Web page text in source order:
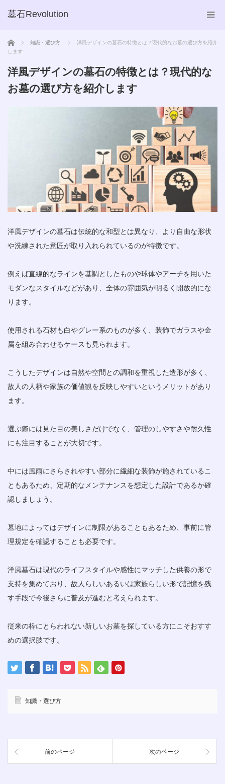
墓石Revolution
ホーム 知識・選び方
洋風デザインの墓石の特徴とは？現代的なお墓の選び方を紹介
します
洋風デザインの墓石の特徴とは？現代的な
お墓の選び方を紹介します
洋風デザインの墓石は伝統的な和型とは異なり、より自由な形状
や洗練された意匠が取り入れられているのが特徴です。
例えば直線的なラインを基調としたものや球体やアーチを用いた
モダンなスタイルなどがあり、全体の雰囲気が明るく開放的にな
ります。
使用される石材も白やグレー系のものが多く、装飾でガラスや金
属を組み合わせるケースも見られます。
こうしたデザインは自然や空間との調和を重視した造形が多く、
故人の人柄や家族の価値観を反映しやすいというメリットがあり
ます。
選ぶ際には見た目の美しさだけでなく、管理のしやすさや耐久性
にも注目することが大切です。
中には風雨にさらされやすい部分に繊細な装飾が施されているこ
ともあるため、定期的なメンテナンスを想定した設計であるか確
認しましょう。
墓地によってはデザインに制限があることもあるため、事前に管
理規定を確認することも必要です。
洋風墓石は現代のライフスタイルや感性にマッチした供養の形で
支持を集めており、故人らしいあるいは家族らしい形で記憶を残
す手段で今後さらに普及が進むと考えられます。
従来の枠にとらわれない新しいお墓を探している方にこそおすす
めの選択肢です。
知識・選び方
前のページ 次のページ